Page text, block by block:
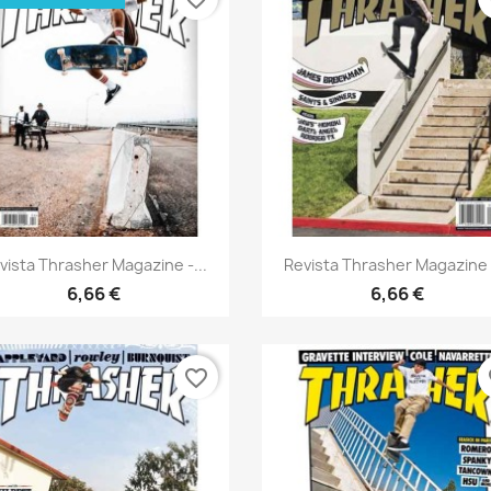
Vista rápida
Thrasher Magazine -...
6,66 €
Vista rápida
Revista Thrasher Magazine
6,66 €
favorite_border